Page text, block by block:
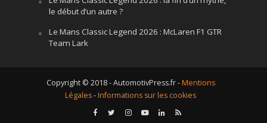
le début d’un autre ?
Le Mans Classic Legend 2026 : McLaren F1 GTR
Team Lark
Copyright © 2018 - AutomotivPress.fr -Mentions
Légales-Informations sur les cookies